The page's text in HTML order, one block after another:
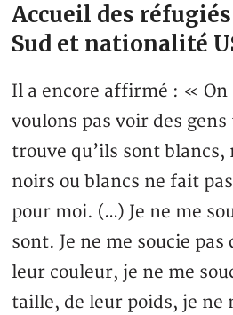
Accueil des
Sud et nationalité
Il a encore affirmé : « On
voulons pas voir des
trouve qu’ils sont blancs,
noirs ou blancs ne fait
pour moi. (…) Je ne me
sont. Je ne me soucie pas
leur couleur, je ne me
taille, de leur poids, je ne